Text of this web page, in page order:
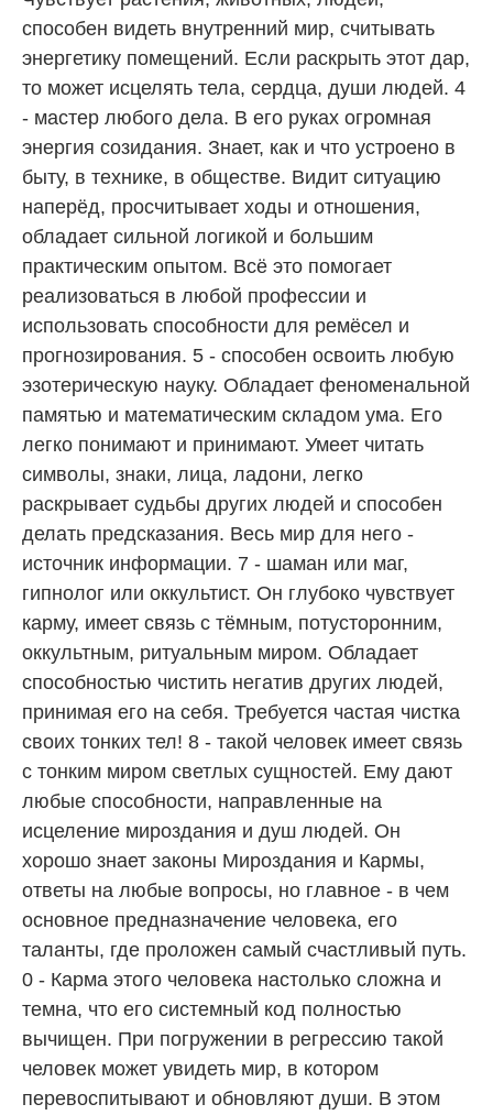
способен видеть внутренний мир, считывать
энергетику помещений. Если раскрыть этот дар,
то может исцелять тела, сердца, души людей. 4
- мастер любого дела. В его руках огромная
энергия созидания. Знает, как и что устроено в
быту, в технике, в обществе. Видит ситуацию
наперёд, просчитывает ходы и отношения,
обладает сильной логикой и большим
практическим опытом. Всё это помогает
реализоваться в любой профессии и
использовать способности для ремёсел и
прогнозирования. 5 - способен освоить любую
эзотерическую науку. Обладает феноменальной
памятью и математическим складом ума. Его
легко понимают и принимают. Умеет читать
символы, знаки, лица, ладони, легко
раскрывает судьбы других людей и способен
делать предсказания. Весь мир для него -
источник информации. 7 - шаман или маг,
гипнолог или оккультист. Он глубоко чувствует
карму, имеет связь с тёмным, потусторонним,
оккультным, ритуальным миром. Обладает
способностью чистить негатив других людей,
принимая его на себя. Требуется частая чистка
своих тонких тел! 8 - такой человек имеет связь
с тонким миром светлых сущностей. Ему дают
любые способности, направленные на
исцеление мироздания и душ людей. Он
хорошо знает законы Мироздания и Кармы,
ответы на любые вопросы, но главное - в чем
основное предназначение человека, его
таланты, где проложен самый счастливый путь.
0 - Карма этого человека настолько сложна и
темна, что его системный код полностью
вычищен. При погружении в регрессию такой
человек может увидеть мир, в котором
перевоспитывают и обновляют души. В этом